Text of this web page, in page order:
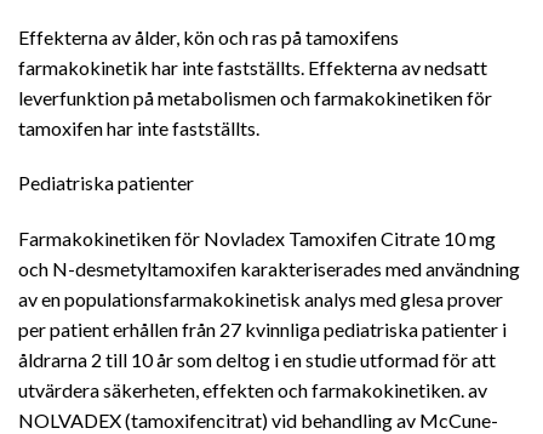
Effekterna av ålder, kön och ras på tamoxifens
farmakokinetik har inte fastställts. Effekterna av nedsatt
leverfunktion på metabolismen och farmakokinetiken för
tamoxifen har inte fastställts.
Pediatriska patienter
Farmakokinetiken för Novladex Tamoxifen Citrate 10 mg
och N-desmetyltamoxifen karakteriserades med användning
av en populationsfarmakokinetisk analys med glesa prover
per patient erhållen från 27 kvinnliga pediatriska patienter i
åldrarna 2 till 10 år som deltog i en studie utformad för att
utvärdera säkerheten, effekten och farmakokinetiken. av
NOLVADEX (tamoxifencitrat) vid behandling av McCune-